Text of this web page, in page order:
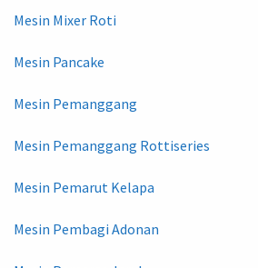
Mesin Mixer Roti
Mesin Pancake
Mesin Pemanggang
Mesin Pemanggang Rottiseries
Mesin Pemarut Kelapa
Mesin Pembagi Adonan